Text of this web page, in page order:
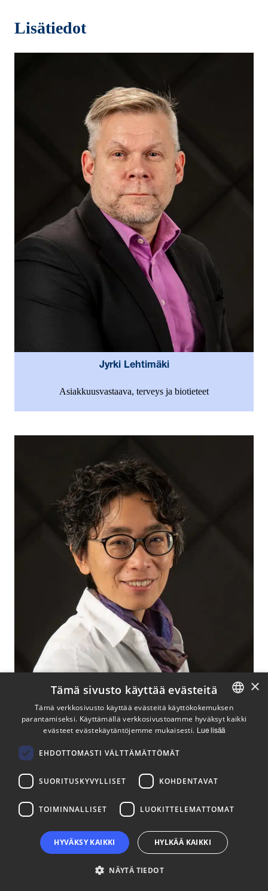
Lisätiedot
Jyrki Lehtimäki
Asiakkuusvastaava, terveys ja biotieteet
Megumi Hayashi
Palveluasiantuntija, kansainvälistyminen, EEN
ENGLISH
×
Tämä sivusto käyttää evästeitä
Tämä verkkosivusto käyttää evästeitä käyttökokemuksen
parantamiseksi. Käyttämällä verkkosivustoamme hyväksyt kaikki
evästeet evästekäytäntöjemme mukaisesti. Lue lisää
EHDOTTOMASTI VÄLTTÄMÄTTÖMÄT
SUORITUSKYVYLLISET KOHDENTAVAT
TOIMINNALLISET LUOKITTELEMATTOMAT
HYVÄKSY KAIKKI HYLKÄÄ KAIKKI
NÄYTÄ TIEDOT